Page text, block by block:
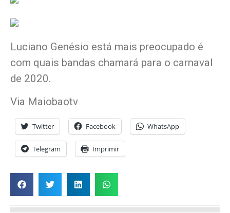
Luciano Genésio está mais preocupado é
com quais bandas chamará para o carnaval
de 2020.
Via Maiobaotv
Twitter Facebook WhatsApp
Telegram Imprimir